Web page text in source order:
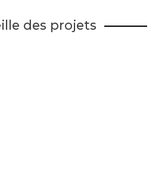
des projets